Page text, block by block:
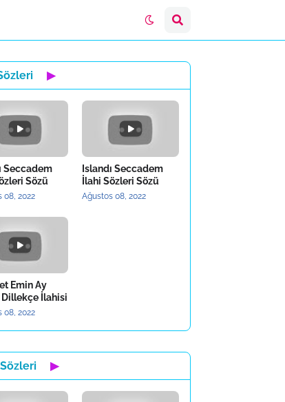
▶
Seccadem
Sözü
08, 2022
Islandı Seccadem
İlahi Sözleri Sözü
Ağustos 08, 2022
Emin Ay
Dillekçe İlahisi
08, 2022
Sözleri ▶